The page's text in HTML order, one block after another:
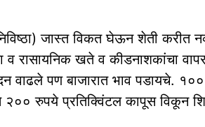
जास्त विकत घेऊन शेती करीत
व रासायनिक खते व कीडनाशकांचा
वाढले पण बाजारात भाव पडायचे.
रुपये प्रतिक्विंटल कापूस विकून